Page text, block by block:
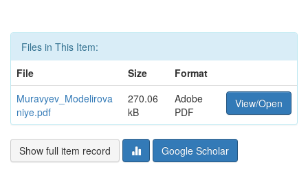
Files in This Item:
File
Size
Format
Muravyev_Modelirova
niye.pdf
270.06
kB
Adobe
PDF
View/Open
Show full item record Google Scholar